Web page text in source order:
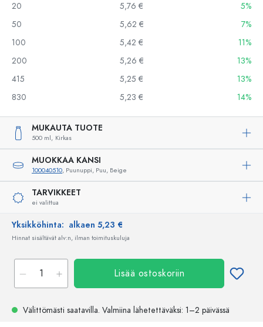
20
5,76 €
5%
50
5,62 €
7%
100
5,42 €
11%
200
5,26 €
13%
415
5,25 €
13%
830
5,23 € 14%
MUKAUTA TUOTE
500 ml, Kirkas
MUOKKAA KANSI
100040510, Puunuppi, Puu, Beige
TARVIKKEET
ei valittua
Yksikköhinta: alkaen 5,23 €
Hinnat sisältävät alv:n, ilman toimituskuluja
Lisää ostoskoriin
Välittömästi saatavilla. Valmiina lähetettäväksi: 1–2 päivässä